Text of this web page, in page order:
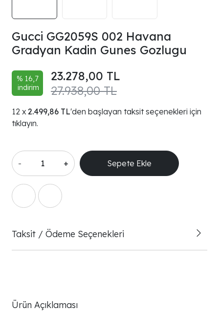
Gucci GG2059S 002 Havana
Gradyan Kadin Gunes Gozlugu
% 16,7
indirim
27.938,00 TL
23.278,00 TL
2.499,86 TL'den başlayan taksit seçenekleri için
tıklayın.
- + Sepete Ekle
Taksit / Ödeme Seçenekleri
Ürün Açıklaması